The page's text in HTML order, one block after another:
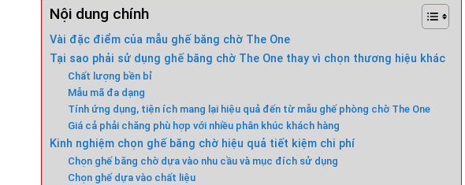
Nội dung chính
Vài đặc điểm của mẫu ghế băng chờ The One
Tại sao phải sử dụng ghế băng chờ The One thay vì chọn thương hiệu khác
Chất lượng bền bỉ
Mẫu mã đa dạng
Tính ứng dụng, tiện ích mang lại hiệu quả đến từ mẫu ghế phòng chờ The One
Giá cả phải chăng phù hợp với nhiều phân khúc khách hàng
Kinh nghiệm chọn ghế băng chờ hiệu quả tiết kiệm chi phí
Chọn ghế băng chờ dựa vào nhu cầu và mục đích sử dụng
Chọn ghế dựa vào chất liệu